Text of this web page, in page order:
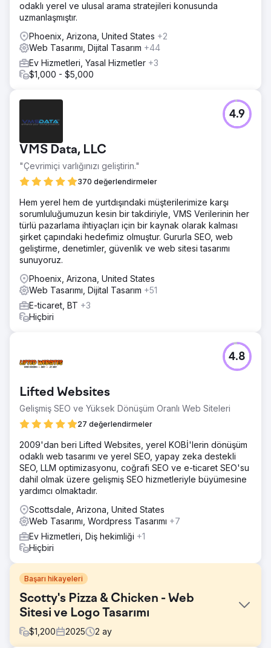
odaklı yerel ve ulusal arama stratejileri konusunda
uzmanlaşmıştır.
Phoenix, Arizona, United States +2
Web Tasarımı, Dijital Tasarım +44
Ev Hizmetleri, Yasal Hizmetler +3
$1,000 - $5,000
VMS Data, LLC
"Çevrimiçi varlığınızı geliştirin."
370 değerlendirmeler
4.9
Hem yerel hem de yurtdışındaki müşterilerimize karşı
sorumluluğumuzun kesin bir takdiriyle, VMS Verilerinin her
türlü pazarlama ihtiyaçları için bir kaynak olarak kalması
şirket çapındaki hedefimiz olmuştur. Gururla SEO, web
geliştirme, denetimler, güvenlik ve web sitesi tasarımı
sunuyoruz.
Phoenix, Arizona, United States
Web Tasarımı, Dijital Tasarım +51
E-ticaret, BT +3
Hiçbiri
Lifted Websites
Gelişmiş SEO ve Yüksek Dönüşüm Oranlı Web Siteleri
27 değerlendirmeler
4.8
2009'dan beri Lifted Websites, yerel KOBİ'lerin dönüşüm
odaklı web tasarımı ve yerel SEO, yapay zeka destekli
SEO, LLM optimizasyonu, coğrafi SEO ve e-ticaret SEO'su
dahil olmak üzere gelişmiş SEO hizmetleriyle büyümesine
yardımcı olmaktadır.
Scottsdale, Arizona, United States
Web Tasarımı, Wordpress Tasarımı +7
Ev Hizmetleri, Diş hekimliği +1
Hiçbiri
Başarı hikayeleri
Scotty's Pizza & Chicken - Web
Sitesi ve Logo Tasarımı
$1,200 2025 2 ay